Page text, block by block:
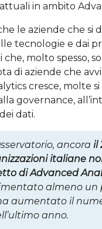
in ambito
le aziende che si
tecnologie e dai
molto spesso,
di aziende che
cresce, molte
governance,
dati.
ancora il
italiane
di Advanced
almeno un
ha aumentato il
anno.